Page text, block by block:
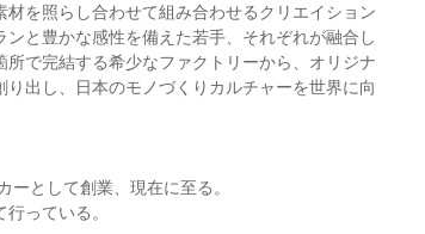
を照らし合わせて組み合わせるクリエイション
と豊かな感性を備えた若手、それぞれが融合し
で完結する希少なファクトリーから、オリジナ
出し、日本のモノづくりカルチャーを世界に向
として創業、現在に至る。
っている。